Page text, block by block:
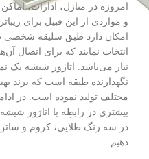
امروزه در منازل، ادارات،
و مواردی از این قبیل برای
امکان دارد طبق سلیقه
انتخاب نمایند که برای اتصال
نیاز می‌باشد. اتاژور شیشه یک
نگهدارنده طبقه است که برند
مختلف تولید نموده است. در
در سه رنگ طلایی، کروم و
دهیم.